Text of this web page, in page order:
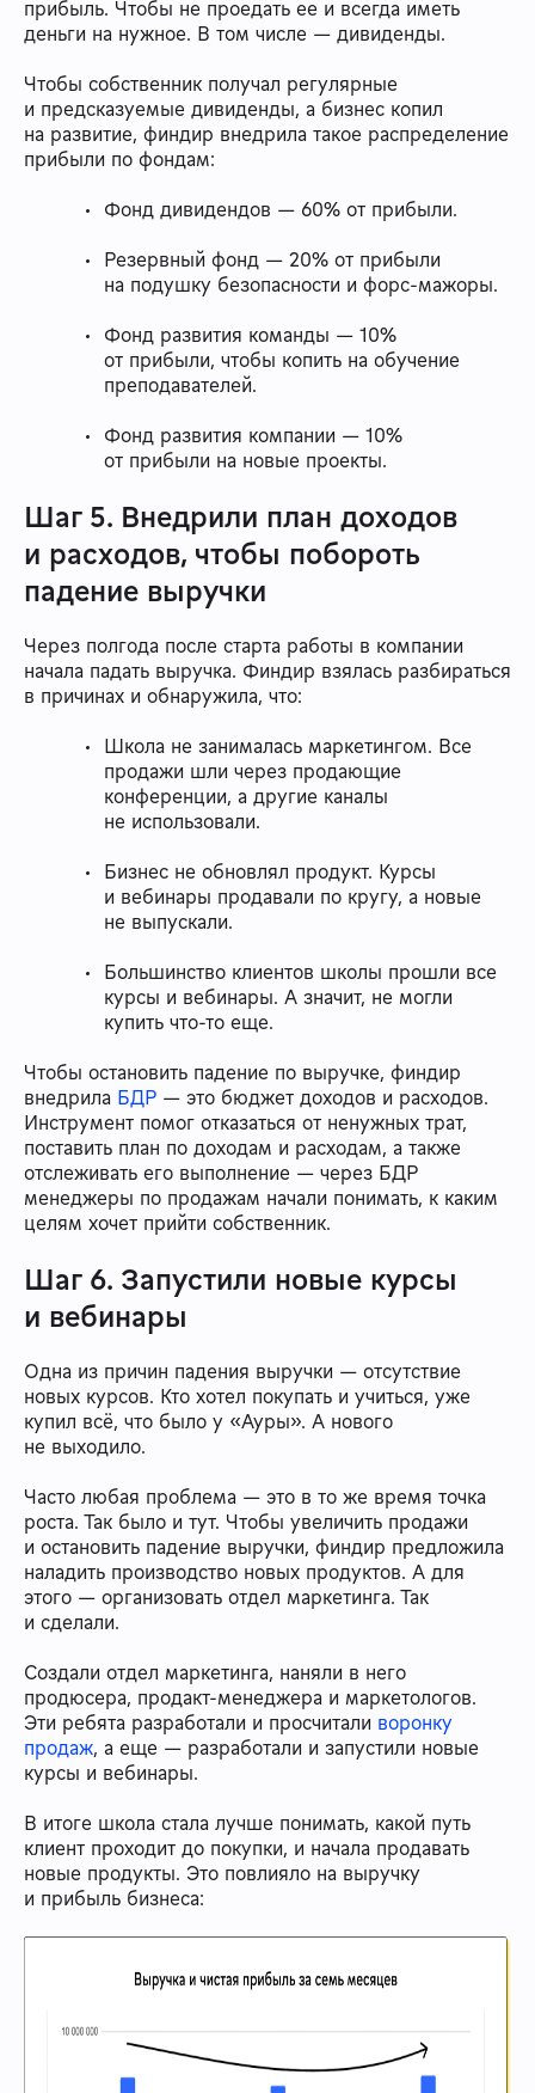
прибыль. Чтобы не проедать ее и всегда иметь
деньги на нужное. В том числе — дивиденды.
Чтобы собственник получал регулярные
и предсказуемые дивиденды, а бизнес копил
на развитие, финдир внедрила такое распределение
прибыли по фондам:
Фонд дивидендов — 60% от прибыли.
Резервный фонд — 20% от прибыли
на подушку безопасности и форс-мажоры.
Фонд развития команды — 10%
от прибыли, чтобы копить на обучение
преподавателей.
Фонд развития компании — 10%
от прибыли на новые проекты.
Шаг 5. Внедрили план доходов
и расходов, чтобы побороть
падение выручки
Через полгода после старта работы в компании
начала падать выручка. Финдир взялась разбираться
в причинах и обнаружила, что:
Школа не занималась маркетингом. Все
продажи шли через продающие
конференции, а другие каналы
не использовали.
Бизнес не обновлял продукт. Курсы
и вебинары продавали по кругу, а новые
не выпускали.
Большинство клиентов школы прошли все
курсы и вебинары. А значит, не могли
купить что-то еще.
Чтобы остановить падение по выручке, финдир
внедрила БДР — это бюджет доходов и расходов.
Инструмент помог отказаться от ненужных трат,
поставить план по доходам и расходам, а также
отслеживать его выполнение — через БДР
менеджеры по продажам начали понимать, к каким
целям хочет прийти собственник.
Шаг 6. Запустили новые курсы
и вебинары
Одна из причин падения выручки — отсутствие
новых курсов. Кто хотел покупать и учиться, уже
купил всё, что было у «Ауры». А нового
не выходило.
Часто любая проблема — это в то же время точка
роста. Так было и тут. Чтобы увеличить продажи
и остановить падение выручки, финдир предложила
наладить производство новых продуктов. А для
этого — организовать отдел маркетинга. Так
и сделали.
Создали отдел маркетинга, наняли в него
продюсера, продакт-менеджера и маркетологов.
Эти ребята разработали и просчитали воронку
продаж, а еще — разработали и запустили новые
курсы и вебинары.
В итоге школа стала лучше понимать, какой путь
клиент проходит до покупки, и начала продавать
новые продукты. Это повлияло на выручку
и прибыль бизнеса: